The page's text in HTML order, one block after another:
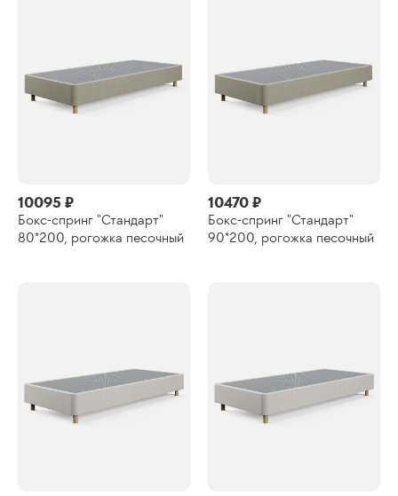
10095 ₽
Бокс-спринг "Стандарт"
80*200, рогожка песочный
10470 ₽
Бокс-спринг "Стандарт"
90*200, рогожка песочный